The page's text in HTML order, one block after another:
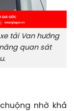
tải Van hướng
quan sát
nhờ khả